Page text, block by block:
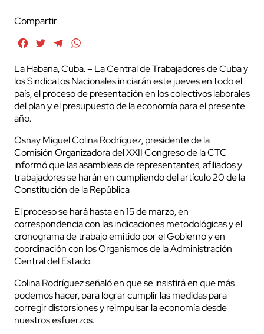
Compartir
FacebookTwitterTelegram
La Habana, Cuba. – La Central de Trabajadores de Cuba y
los Sindicatos Nacionales iniciarán este jueves en todo el
país, el proceso de presentación en los colectivos laborales
del plan y el presupuesto de la economía para el presente
año.
Osnay Miguel Colina Rodríguez, presidente de la
Comisión Organizadora del XXII Congreso de la CTC
informó que las asambleas de representantes, afiliados y
trabajadores se harán en cumpliendo del artículo 20 de la
Constitución de la República
El proceso se hará hasta en 15 de marzo, en
correspondencia con las indicaciones metodológicas y el
cronograma de trabajo emitido por el Gobierno y en
coordinación con los Organismos de la Administración
Central del Estado.
Colina Rodríguez señaló en que se insistirá en que más
podemos hacer, para lograr cumplir las medidas para
corregir distorsiones y reimpulsar la economía desde
nuestros esfuerzos.